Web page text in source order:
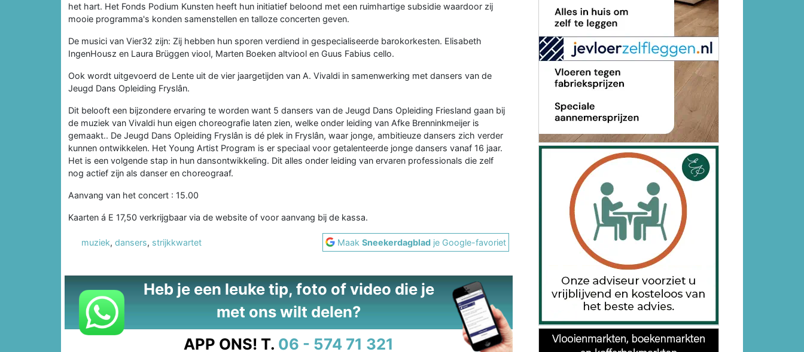
het hart. Het Fonds Podium Kunsten heeft hun initiatief beloond met een ruimhartige subsidie waardoor zij
mooie programma's konden samenstellen en talloze concerten geven.
De musici van Vier32 zijn: Zij hebben hun sporen verdiend in gespecialiseerde barokorkesten. Elisabeth
IngenHousz en Laura Brüggen viool, Marten Boeken altviool en Guus Fabius cello.
Ook wordt uitgevoerd de Lente uit de vier jaargetijden van A. Vivaldi in samenwerking met dansers van de
Jeugd Dans Opleiding Fryslân.
Dit belooft een bijzondere ervaring te worden want 5 dansers van de Jeugd Dans Opleiding Friesland gaan bij
de muziek van Vivaldi hun eigen choreografie laten zien, welke onder leiding van Afke Brenninkmeijer is
gemaakt.. De Jeugd Dans Opleiding Fryslân is dé plek in Fryslân, waar jonge, ambitieuze dansers zich verder
kunnen ontwikkelen. Het Young Artist Program is er speciaal voor getalenteerde jonge dansers vanaf 16 jaar.
Het is een volgende stap in hun dansontwikkeling. Dit alles onder leiding van ervaren professionals die zelf
nog actief zijn als danser en choreograaf.
Aanvang van het concert : 15.00
Kaarten á E 17,50 verkrijgbaar via de website of voor aanvang bij de kassa.
muziek, dansers, strijkkwartet MaakSneekerdagblad je Google-favoriet
Heb je een leuke tip, foto of video die je
met ons wilt delen?
APP ONS! T. 06 - 574 71 321